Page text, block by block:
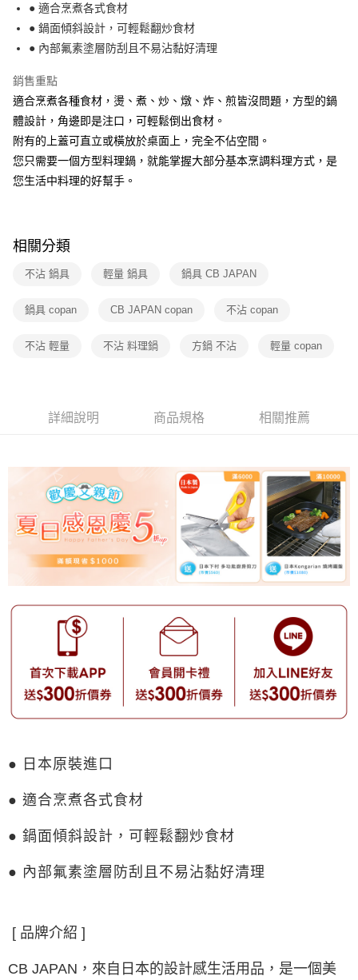
【注意事項】
1.本服務係由「台灣大哥大股份有限公司」（以下簡稱本公司）所提供，讓
用戶於交易時，得透過本服務購買商品或服務，並由商店將買賣／分期付款
買賣價金債權讓與本公司後，依約使用本公司帳單繳交帳款。
資料（包含姓名、電話或地址）提供予台灣大哥大進項蒐集、處理及利用，
由本公司與您本人進行分期帳單所需資料之確認、核對及更正。
3.完整用戶服務條款，請詳閱以下連結：https://oppay.tw/userRule
● 適合烹煮各式食材
● 鍋面傾斜設計，可輕鬆翻炒食材
● 內部氟素塗層防刮且不易沾黏好清理
銷售重點
適合烹煮各種食材，燙、煮、炒、燉、炸、煎皆沒問題，方型的鍋
體設計，角邊即是注口，可輕鬆倒出食材。
附有的上蓋可直立或橫放於桌面上，完全不佔空間。
您只需要一個方型料理鍋，就能掌握大部分基本烹調料理方式，是
您生活中料理的好幫手。
相關分類
不沾 鍋具 輕量 鍋具 鍋具 CB JAPAN
鍋具 copan CB JAPAN copan 不沾 copan
不沾 輕量 不沾 料理鍋 方鍋 不沾 輕量 copan
詳細說明 商品規格 相關推薦
● 日本原裝進口
● 適合烹煮各式食材
● 鍋面傾斜設計，可輕鬆翻炒食材
● 內部氟素塗層防刮且不易沾黏好清理
[ 品牌介紹 ]
CB JAPAN，來自日本的設計感生活用品，是一個美